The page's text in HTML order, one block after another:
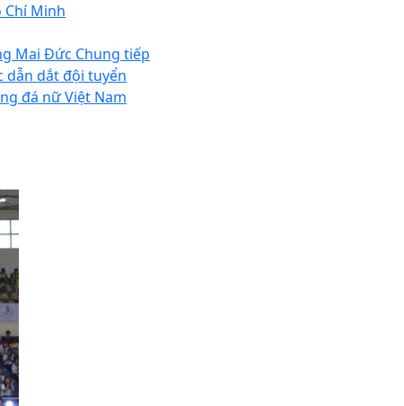
Chí Minh
Mai Đức Chung tiếp
dẫn dắt đội tuyển
đá nữ Việt Nam